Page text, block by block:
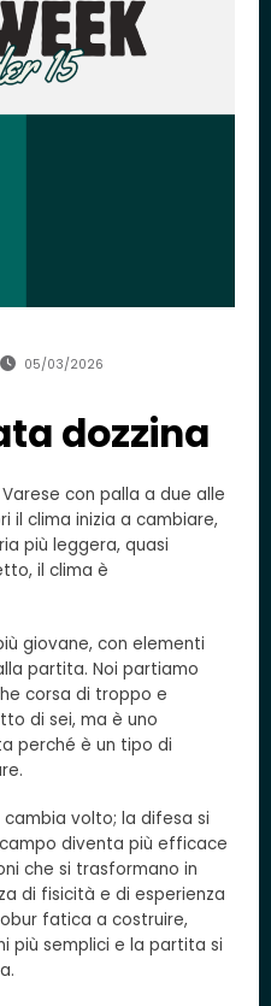
05/03/2026
dozzina
con palla a due alle
il clima inizia a cambiare,
più leggera, quasi
il clima è
giovane, con elementi
partita. Noi partiamo
corsa di troppo e
di sei, ma è uno
perché è un tipo di
volto; la difesa si
diventa più efficace
che si trasformano in
di fisicità e di esperienza
fatica a costruire,
più semplici e la partita si